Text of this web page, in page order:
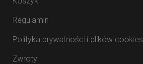
Regulamin
Polityka prywatności i plików cookies
Zwroty